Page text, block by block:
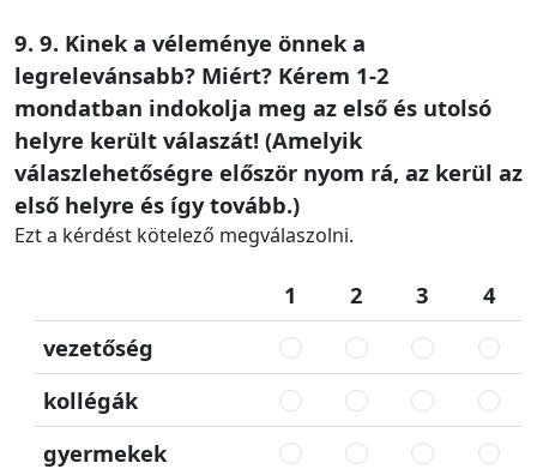
9. 9. Kinek a véleménye önnek a
legrelevánsabb? Miért? Kérem 1-2
mondatban indokolja meg az első és utolsó
helyre került válaszát! (Amelyik
válaszlehetőségre először nyom rá, az kerül az
első helyre és így tovább.)
Ezt a kérdést kötelező megválaszolni.
1 2 3
4
vezetőség
kollégák
gyermekek